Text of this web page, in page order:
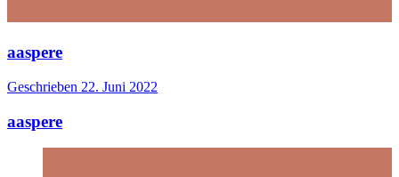
aaspere
Geschrieben 22. Juni 2022
aaspere